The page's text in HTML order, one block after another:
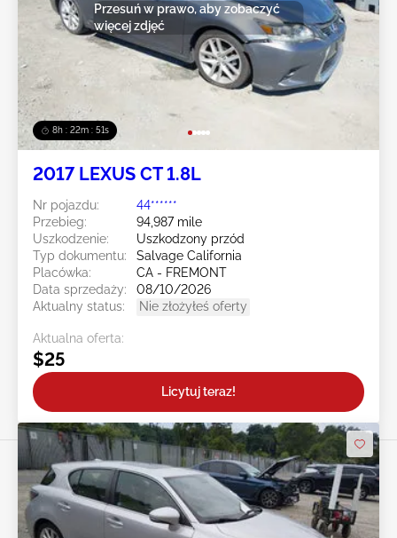
8h : 22m : 49s
Przesuń w prawo, aby zobaczyć
więcej zdjęć
2017 LEXUS CT 1.8L
Nr pojazdu:
44******
Przebieg:
94,987 mile
Uszkodzenie:
Uszkodzony przód
Typ dokumentu:
Salvage California
Placówka:
CA - FREMONT
Data sprzedaży:
08/10/2026
Aktualny status:
Nie złożyłeś oferty
Aktualna oferta:
$25
Licytuj teraz!